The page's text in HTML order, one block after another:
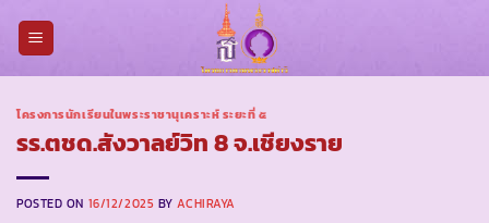
โครงการนักเรียนในพระราชานุเคราะห์ ระยะที่ ๕
รร.ตชด.สังวาลย์วิท 8 จ.เชียงราย
POSTED ON 16/12/2025 BYACHIRAYA